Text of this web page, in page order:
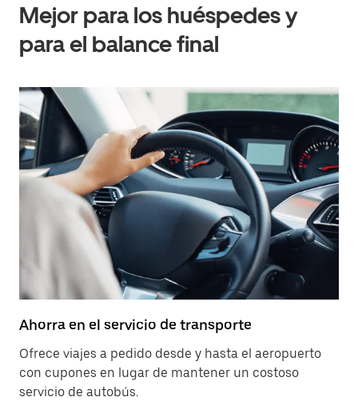
Mejor para los huéspedes y
para el balance final
Ahorra en el servicio de transporte
Ofrece viajes a pedido desde y hasta el aeropuerto
con cupones en lugar de mantener un costoso
servicio de autobús.